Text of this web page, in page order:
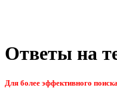
Ответы на
Для более эффективного